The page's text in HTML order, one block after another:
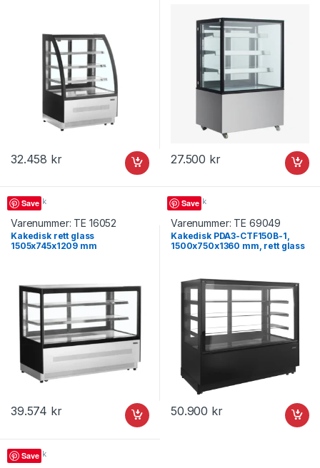
32.458 kr 27.500 kr
Save
Kakedisk
Varenummer: TE 16052
Kakedisk rett glass
1505x745x1209 mm
39.574 kr
Save
Kakedisk
Varenummer: TE 69049
Kakedisk PDA3-CTF150B-1,
1500x750x1360 mm, rett glass
50.900 kr
Save
Kakedisk